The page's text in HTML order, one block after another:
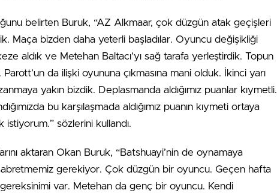
belirten Buruk, “AZ Alkmaar, çok düzgün atak geçişleri
Maça bizden daha yeterli başladılar. Oyuncu değişikliği
aldık ve Metehan Baltacı’yı sağ tarafa yerleştirdik. Topun
Parott’un da ilişki oyununa çıkmasına mani olduk. İkinci yarı
yakın bizdik. Deplasmanda aldığımız puanlar kıymetli.
bu karşılaşmada aldığımız puanın kıymeti ortaya
sözlerini kullandı.
aktaran Okan Buruk, “Batshuayi’nin de oynamaya
gerekiyor. Çok düzgün bir oyuncu. Geçen hafta
var. Metehan da genç bir oyuncu. Kendi